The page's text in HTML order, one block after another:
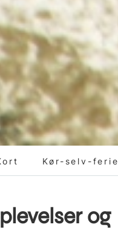
Kør-selv-ferie
og